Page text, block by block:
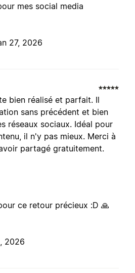
mes social media
27, 2026
bien réalisé et parfait. Il
sans précédent et bien
réseaux sociaux. Idéal pour
il n'y pas mieux. Merci à
partagé gratuitement.
ce retour précieux :D 🙏
2026